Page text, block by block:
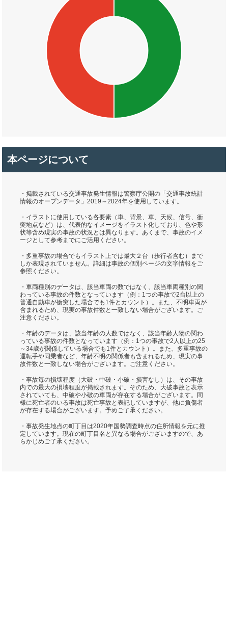
本ページについて
・掲載されている交通事故発生情報は警察庁公開の「交通事故統計
情報のオープンデータ」2019～2024年を使用しています。
・イラストに使用している各要素（車、背景、車、天候、信号、衝
突地点など）は、代表的なイメージをイラスト化しており、色や形
状等含め現実の事故の状況とは異なります。あくまで、事故のイメ
ージとして参考までにご活用ください。
・多重事故の場合でもイラスト上では最大２台（歩行者含む）まで
しか表現されていません。詳細は事故の個別ページの文字情報をご
参照ください。
・車両種別のデータは、該当車両の数ではなく、該当車両種別の関
わっている事故の件数となっています（例：1つの事故で2台以上の
普通自動車が衝突した場合でも1件とカウント）。また、不明車両が
含まれるため、現実の事故件数と一致しない場合がございます。ご
注意ください。
・年齢のデータは、該当年齢の人数ではなく、該当年齢人物の関わ
っている事故の件数となっています（例：1つの事故で2人以上の25
～34歳が関係している場合でも1件とカウント）。また、多重事故の
運転手や同乗者など、年齢不明の関係者も含まれるため、現実の事
故件数と一致しない場合がございます。ご注意ください。
・事故毎の損壊程度（大破・中破・小破・損害なし）は、その事故
内での最大の損壊程度が掲載されます。そのため、大破事故と表示
されていても、中破や小破の車両が存在する場合がございます。同
様に死亡者のいる事故は死亡事故と表記していますが、他に負傷者
が存在する場合がございます。予めご了承ください。
・事故発生地点の町丁目は2020年国勢調査時点の住所情報を元に推
定しています。現在の町丁目名と異なる場合がございますので、あ
らかじめご了承ください。